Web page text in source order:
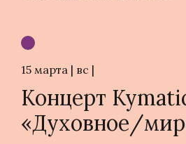
15 марта | вс |
Концерт
«Духовное/